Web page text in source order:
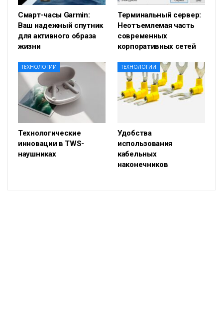
Смарт-часы Garmin:
Ваш надежный спутник
для активного образа
жизни
Терминальный сервер:
Неотъемлемая часть
современных
корпоративных сетей
ТЕХНОЛОГИИ
Технологические
инновации в TWS-
наушниках
ТЕХНОЛОГИИ
Удобства
использования
кабельных
наконечников